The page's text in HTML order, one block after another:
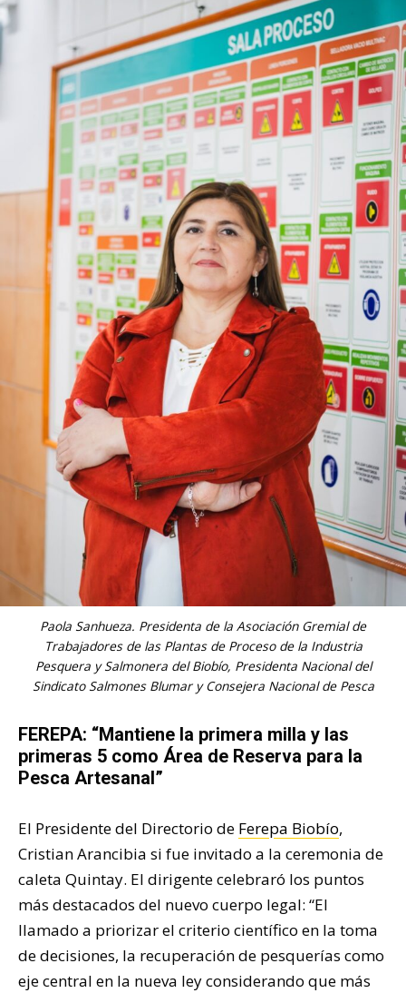
Paola Sanhueza. Presidenta de la Asociación Gremial de
Trabajadores de las Plantas de Proceso de la Industria
Pesquera y Salmonera del Biobío, Presidenta Nacional del
Sindicato Salmones Blumar y Consejera Nacional de Pesca
FEREPA: “Mantiene la primera milla y las
primeras 5 como Área de Reserva para la
Pesca Artesanal”
El Presidente del Directorio de Ferepa Biobío,
Cristian Arancibia si fue invitado a la ceremonia de
caleta Quintay. El dirigente celebraró los puntos
más destacados del nuevo cuerpo legal: “El
llamado a priorizar el criterio científico en la toma
de decisiones, la recuperación de pesquerías como
eje central en la nueva ley considerando que más